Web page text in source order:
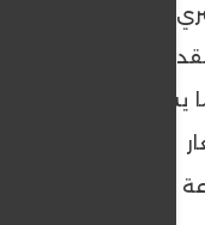
وتحقيق
للمواطنين
يشمله ذلك من
وضبط الأسواق،
الانتهاء من حل